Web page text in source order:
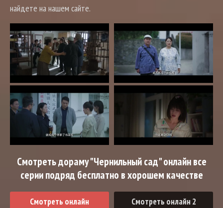
найдете на нашем сайте.
Смотреть дораму "Чернильный сад" онлайн все
серии подряд бесплатно в хорошем качестве
Смотреть онлайн Смотреть онлайн 2